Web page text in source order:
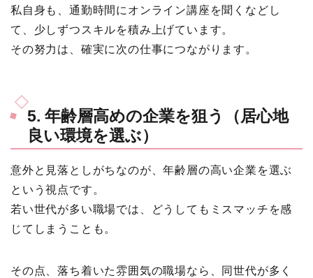
私自身も、通勤時間にオンライン講座を聞くなどし
て、少しずつスキルを積み上げています。
その努力は、確実に次の仕事につながります。
5. 年齢層高めの企業を狙う（居心地
良い環境を選ぶ）
意外と見落としがちなのが、年齢層の高い企業を選ぶ
という視点です。
若い世代が多い職場では、どうしてもミスマッチを感
じてしまうことも。
その点、落ち着いた雰囲気の職場なら、同世代が多く